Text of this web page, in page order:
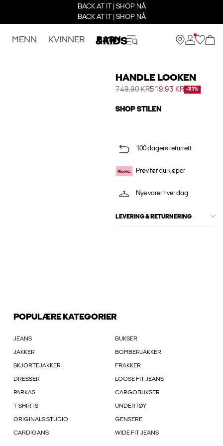
BACK AT IT | SHOP NÅ
BACK AT IT | SHOP NÅ
MENN KVINNER BARN
HANDLE LOOKEN
749.90 KR519.93 KR -31%
SHOP STILEN
100 dagers returrett
Prøv før du kjøper
Nye varer hver dag
LEVERING & RETURNERING
POPULÆRE KATEGORIER
JEANS BUKSER
JAKKER BOMBERJAKKER
SKJORTEJAKKER FRAKKER
DRESSER LOOSE FIT JEANS
PARKAS CARGOBUKSER
T-SHIRTS UNDERTØY
ORIGINALS STUDIO GENSERE
CARDIGANS WIDE FIT JEANS